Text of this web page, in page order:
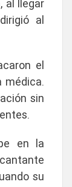
al llegar
al
el
médica.
sin
en la
su